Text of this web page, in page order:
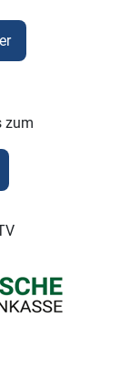
zum